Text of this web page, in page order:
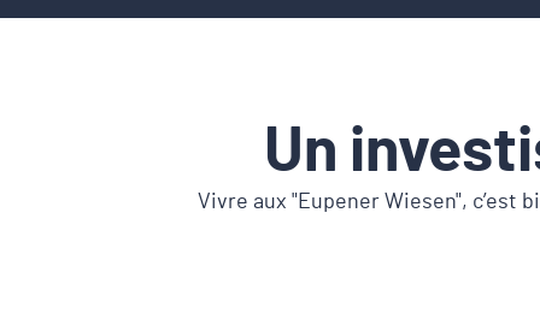
Un
Vivre aux "Eupener Wiesen", c’est